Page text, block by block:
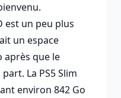
est un peu plus
un espace
après que le
La PS5 Slim
environ 842 Go